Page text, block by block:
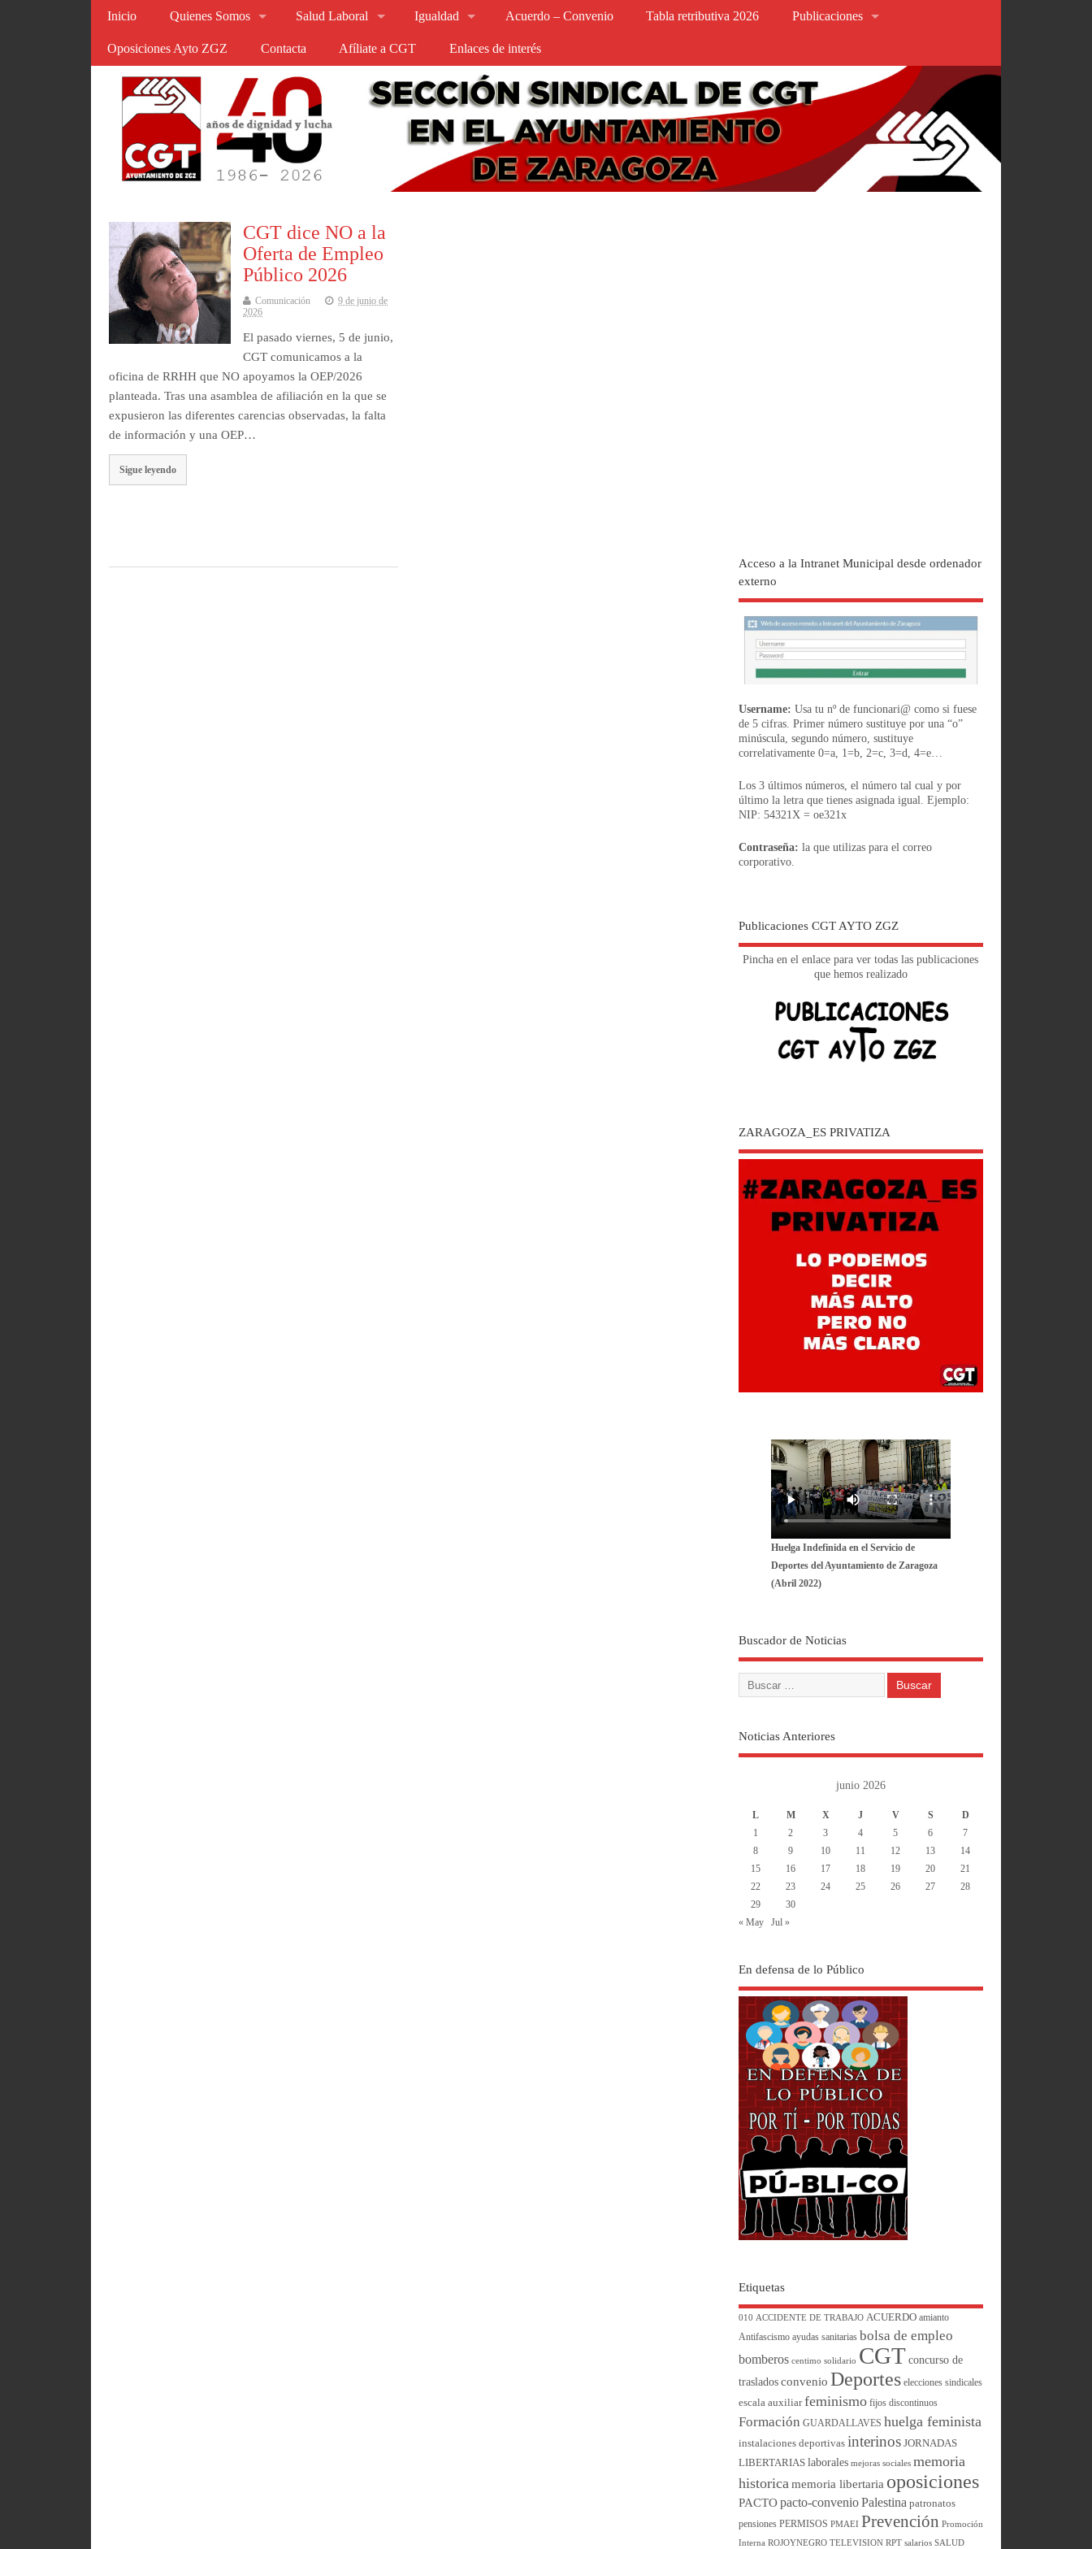
Inicio Quienes Somos Salud Laboral Igualdad Acuerdo – Convenio Tabla retributiva 2026 Publicaciones
Oposiciones Ayto ZGZ Contacta Afíliate a CGT Enlaces de interés
CGT dice NO a la
Oferta de Empleo
Público 2026
Comunicación
9 de junio de
2026
El pasado viernes, 5 de junio,
CGT comunicamos a la
oficina de RRHH que NO apoyamos la OEP/2026
planteada. Tras una asamblea de afiliación en la que se
expusieron las diferentes carencias observadas, la falta
de información y una OEP…
Sigue leyendo
Acceso a la Intranet Municipal desde ordenador
externo
Username: Usa tu nº de funcionari@ como si fuese
de 5 cifras. Primer número sustituye por una “o”
minúscula, segundo número, sustituye
correlativamente 0=a, 1=b, 2=c, 3=d, 4=e…
Los 3 últimos números, el número tal cual y por
último la letra que tienes asignada igual. Ejemplo:
NIP: 54321X = oe321x
Contraseña: la que utilizas para el correo
corporativo.
Publicaciones CGT AYTO ZGZ
Pincha en el enlace para ver todas las publicaciones
que hemos realizado
ZARAGOZA_ES PRIVATIZA
Huelga Indefinida en el Servicio de
Deportes del Ayuntamiento de Zaragoza
(Abril 2022)
Buscador de Noticias
Noticias Anteriores
junio 2026
L M X J V S
D
1
2 3 4 5 6
7
8
9 10 11 12 13
14
15
16 17 18 19 20
21
22
23 24 25 26 27
28
29
30
« May
Jul »
En defensa de lo Público
Etiquetas
010 ACCIDENTE DE TRABAJO ACUERDO amianto
Antifascismo ayudas sanitarias bolsa de empleo
bomberos centimo solidario CGT concurso de
traslados convenio Deportes elecciones sindicales
escala auxiliar feminismo fijos discontinuos
Formación GUARDALLAVES huelga feminista
instalaciones deportivas interinos JORNADAS
LIBERTARIAS laborales mejoras sociales memoria
historica memoria libertaria oposiciones
PACTO pacto-convenio Palestina patronatos
pensiones PERMISOS PMAEI Prevención Promoción
Interna ROJOYNEGRO TELEVISION RPT salarios SALUD